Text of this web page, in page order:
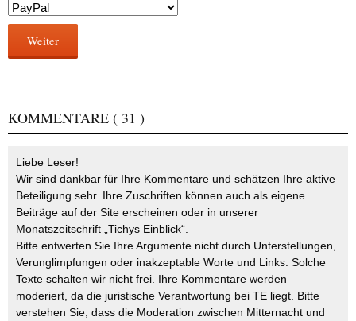
Weiter
KOMMENTARE ( 31 )
Liebe Leser!
Wir sind dankbar für Ihre Kommentare und schätzen Ihre aktive
Beteiligung sehr. Ihre Zuschriften können auch als eigene
Beiträge auf der Site erscheinen oder in unserer
Monatszeitschrift „Tichys Einblick“.
Bitte entwerten Sie Ihre Argumente nicht durch Unterstellungen,
Verunglimpfungen oder inakzeptable Worte und Links. Solche
Texte schalten wir nicht frei. Ihre Kommentare werden
moderiert, da die juristische Verantwortung bei TE liegt. Bitte
verstehen Sie, dass die Moderation zwischen Mitternacht und